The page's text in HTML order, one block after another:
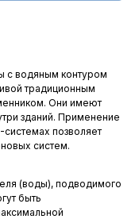
с водяным контуром
традиционным
Они имеют
зданий. Применение
системах позволяет
систем.
(воды), подводимого
быть